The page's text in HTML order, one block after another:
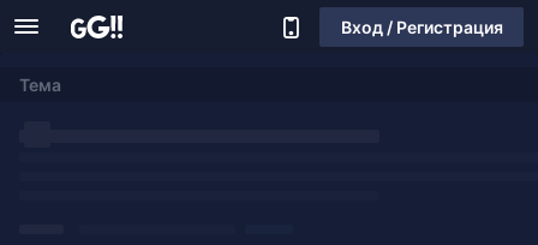
Вход / Регистрация
Тема